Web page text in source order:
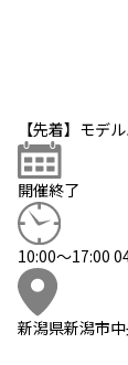
【先着】モデ
開催終了
10:00～17:00
新潟県新潟市